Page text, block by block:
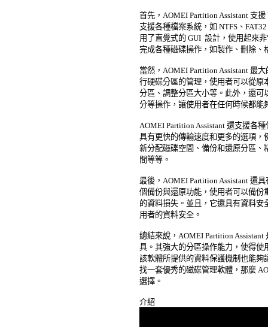
首先，AOMEI Partition Assistant 支
支援各種檔案系統，如 NTFS、
用了直覺式的 GUI  設計，使用起來
完成各種磁碟操作，如製作、刪除、
當然，AOMEI Partition Assistant 最
行硬碟分區的管理，使用者可以從
分區、調整分區大小等。此外，還
分等操作，讓使用者在任何時候都
AOMEI Partition Assistant 還支援各
具有更快的傳輸速度和更多的選項
新分配磁碟空間、備份和還原分區
間等等。
最後，AOMEI Partition Assistant 還
個備份與還原功能，使用者可以備
的資料損失。並且，它還具有資料
用者的資料安全。
總結來說，AOMEI Partition
具。其強大的分區操作能力，使得
該軟體所提供的資料保護機制也能
找一套優秀的磁碟管理軟體，那麼
選擇。